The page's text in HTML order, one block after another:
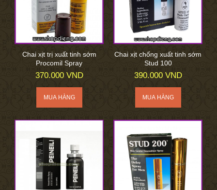
Chai xịt trị xuất tinh sớm
Procomil Spray
370.000 VND
Chai xịt chống xuất tinh sớm
Stud 100
390.000 VND